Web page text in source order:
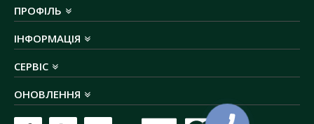
ПРОФІЛЬ
ІНФОРМАЦІЯ
СЕРВІС
ОНОВЛЕННЯ